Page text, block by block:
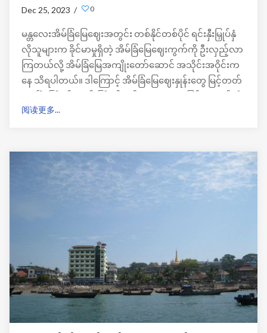
Dec 25, 2023 / 0
မန္တလေးအိမ်ခြံမြေဈေးအတွင်း တစ်နိုင်တစ်ပိုင် ရင်းနှီးမြှုပ်နှံ
လိုသူများက ခိုင်မာမှုရှိတဲ့ အိမ်ခြံမြေဈေးကွက်ကို ဦးလှည့်လာ
ကြတယ်လို့ အိမ်ခြံမြေအကျိုးတော်ဆောင် အသိုင်းအဝိုင်းက
နေ သိရပါတယ်။ ဒါကြောင့် အိမ်ခြံမြေဈေးနှုန်းတွေ မြင့်တတ်
မန်းအိမ်ခြံမြေအကျိုးဆောင်တစ်ဦးက ပြောပါတယ်။
阅读更多...